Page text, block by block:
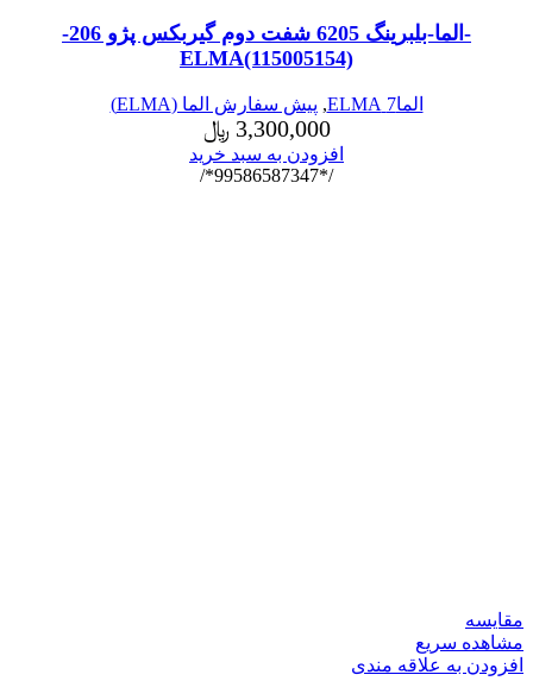
-الما-بلبرینگ 6205 شفت دوم گیربکس پژو 206-
ELMA(115005154)
الما7 ELMA , پیش سفارش الما (ELMA)
3,300,000 ﷼
افزودن به سبد خرید
/*99586587347*/
مقایسه
مشاهده سریع
افزودن به علاقه مندی